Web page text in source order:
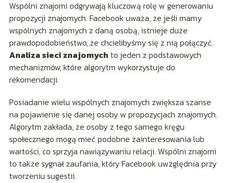
Wspólni znajomi odgrywają kluczową rolę w generowaniu
propozycji znajomych. Facebook uważa, że jeśli mamy
wspólnych znajomych z daną osobą, istnieje duże
prawdopodobieństwo, że chcielibyśmy się z nią połączyć.
Analiza sieci znajomych to jeden z podstawowych
mechanizmów, które algorytm wykorzystuje do
rekomendacji.
Posiadanie wielu wspólnych znajomych zwiększa szanse
na pojawienie się danej osoby w propozycjach znajomych.
Algorytm zakłada, że osoby z tego samego kręgu
społecznego mogą mieć podobne zainteresowania lub
wartości, co sprzyja nawiązywaniu relacji. Wspólni znajomi
to także sygnał zaufania, który Facebook uwzględnia przy
tworzeniu sugestii.